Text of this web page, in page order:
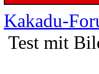
Kakadu-
Test mit